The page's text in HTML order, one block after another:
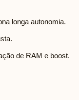
longa autonomia.
de RAM e boost.